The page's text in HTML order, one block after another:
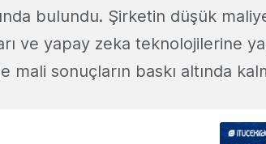
bulundu. Şirketin düşük
ve yapay zeka teknolojilerine
mali sonuçların baskı altında